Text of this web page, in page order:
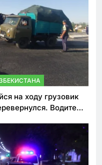
на ходу грузовик
Водитель